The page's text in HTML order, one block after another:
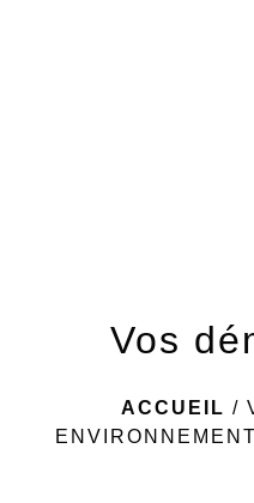
Vos
ACCUEIL /
ENVIRONNEMENT